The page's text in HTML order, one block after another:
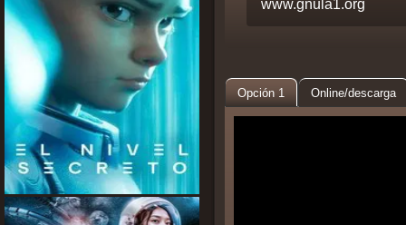
Opción 1 Online/descarga